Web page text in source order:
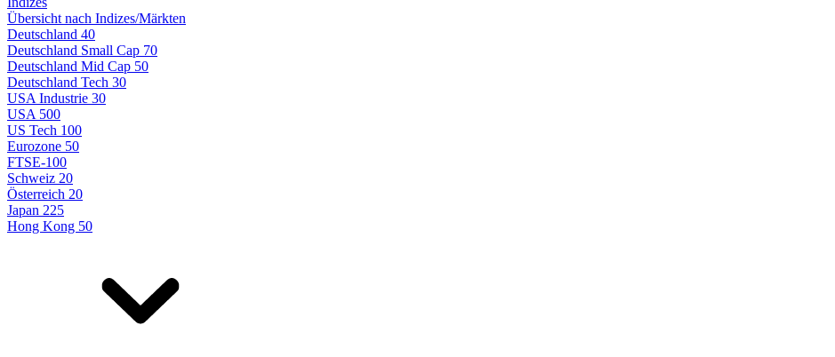
Übersicht nach Indizes/Märkten
Deutschland 40
Deutschland Small Cap 70
Deutschland Mid Cap 50
Deutschland Tech 30
USA Industrie 30
USA 500
US Tech 100
Eurozone 50
FTSE-100
Schweiz 20
Österreich 20
Japan 225
Hong Kong 50